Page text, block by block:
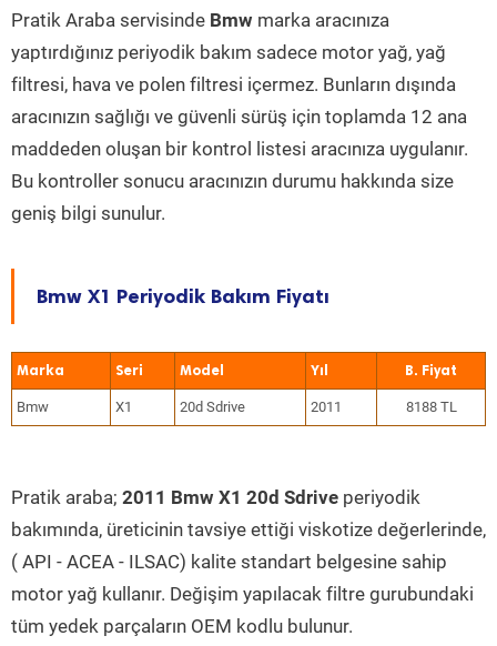
Pratik Araba servisinde Bmw marka aracınıza
yaptırdığınız periyodik bakım sadece motor yağ, yağ
filtresi, hava ve polen filtresi içermez. Bunların dışında
aracınızın sağlığı ve güvenli sürüş için toplamda 12 ana
maddeden oluşan bir kontrol listesi aracınıza uygulanır.
Bu kontroller sonucu aracınızın durumu hakkında size
geniş bilgi sunulur.
Bmw X1 Periyodik Bakım Fiyatı
Marka Seri Model Yıl
Bmw X1 20d Sdrive 2011 8188 TL
Pratik araba; 2011 Bmw X1 20d Sdrive periyodik
bakımında, üreticinin tavsiye ettiği viskotize değerlerinde,
( API - ACEA - ILSAC) kalite standart belgesine sahip
motor yağ kullanır. Değişim yapılacak filtre gurubundaki
tüm yedek parçaların OEM kodlu bulunur.